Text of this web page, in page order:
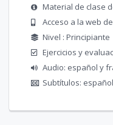
Material de clase
Acceso a la web
Nivel : Principiante
Ejercicios y
Audio: español y
Subtítulos: